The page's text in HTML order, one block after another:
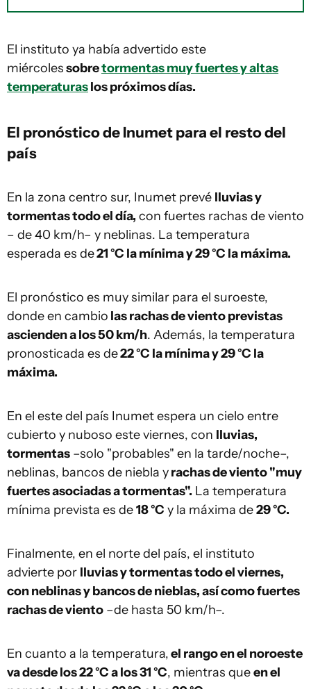
El instituto ya había advertido este
miércolessobretormentas muy fuertes y altas
temperaturaslos próximos días.
El pronóstico de Inumet para el resto del
país
En la zona centro sur, Inumet prevé lluvias y
tormentas todo el día, con fuertes rachas de viento
– de 40 km/h– y neblinas. La temperatura
esperada es de21 °C la mínima y 29 °C la máxima.
El pronóstico es muy similar para el suroeste,
donde en cambio las rachas de viento previstas
ascienden a los 50 km/h. Además, la temperatura
pronosticada es de22 °C la mínima y 29 °C la
máxima.
En el este del país Inumet espera un cielo entre
cubierto y nuboso este viernes, con lluvias,
tormentas –solo "probables" en la tarde/noche–,
neblinas, bancos de niebla yrachas de viento "muy
fuertes asociadas a tormentas". La temperatura
mínima prevista es de18 °C y la máxima de29 °C.
Finalmente, en el norte del país, el instituto
advierte por lluvias y tormentas todo el viernes,
con neblinas y bancos de nieblas, así como fuertes
rachas de viento –de hasta 50 km/h–.
En cuanto a la temperatura,el rango en el noroeste
va desde los 22 °C a los 31 °C, mientras queen el